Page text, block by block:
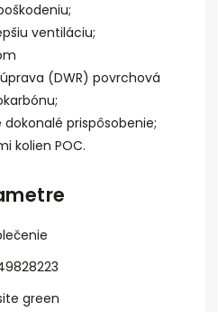
ventiláciu;
(DWR) povrchová
prispôsobenie;
kolien POC.
green